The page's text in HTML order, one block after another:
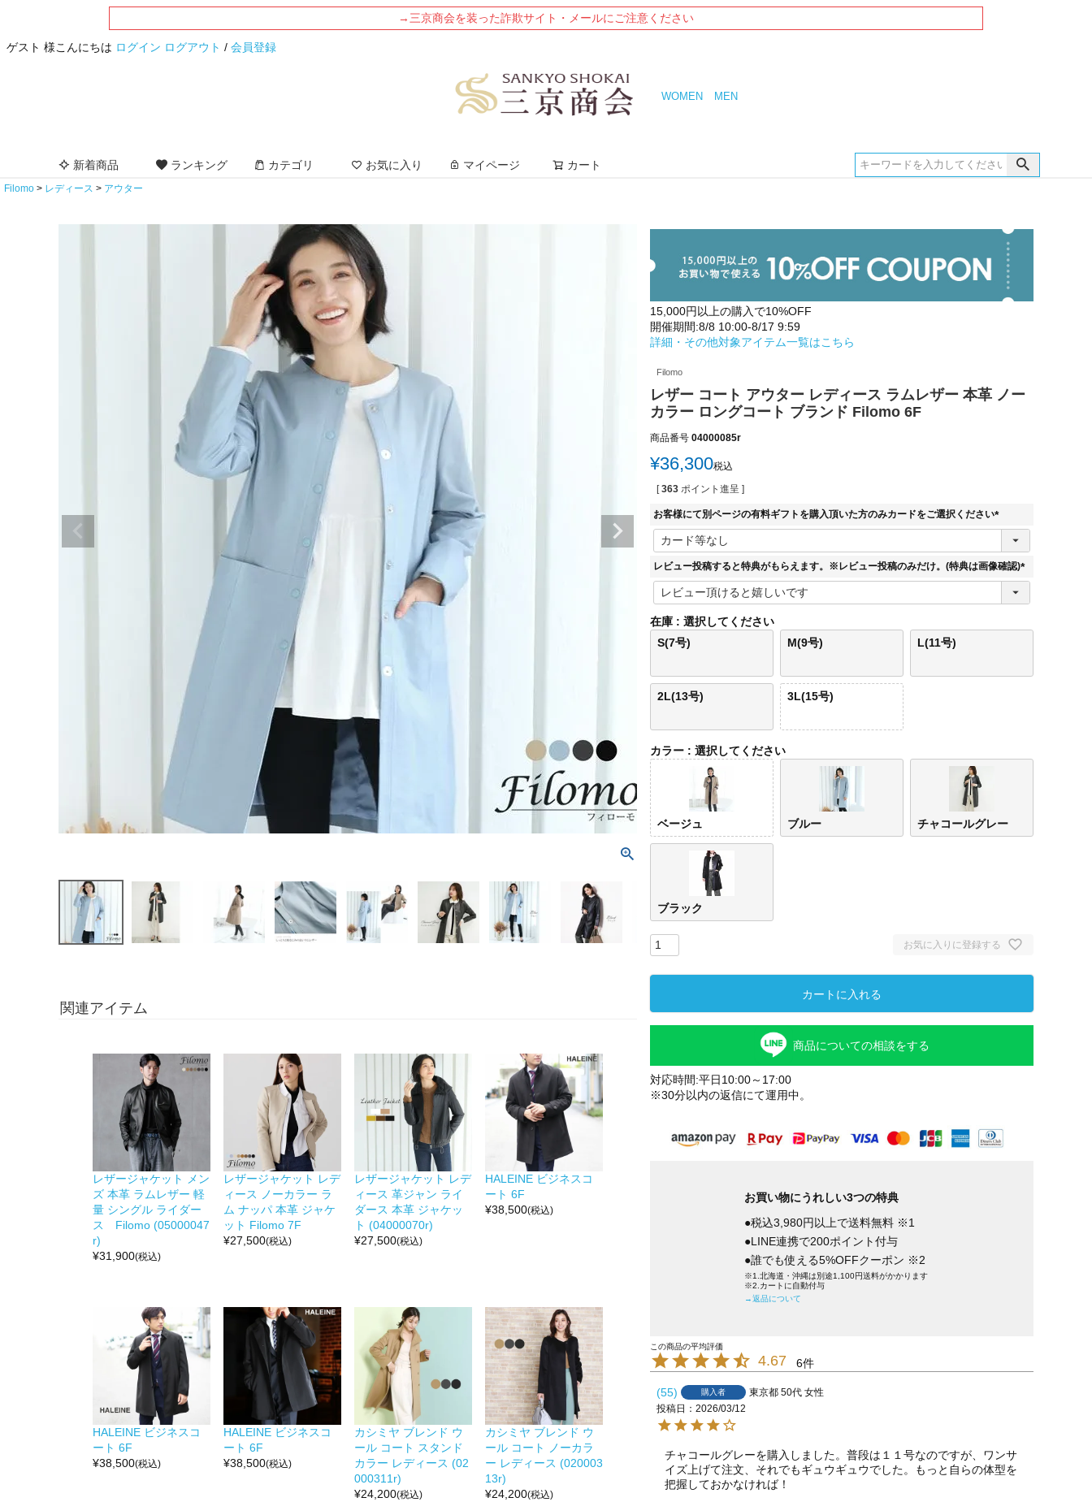
→三京商会を装った詐欺サイト・メールにご注意ください
ゲスト 様こんにちは ログイン ログアウト / 会員登録
WOMEN MEN
新着商品 ランキング カテゴリ お気に入り マイページ カート
Filomo レディース アウター
関連アイテム
レザージャケット メン
ズ 本革 ラムレザー 軽
量 シングル ライダー
ス Filomo (05000047
r)
¥31,900(税込)
レザージャケット レデ
ィース ノーカラー ラ
ム ナッパ 本革 ジャケ
ット Filomo 7F
¥27,500(税込)
レザージャケット レデ
ィース 革ジャン ライ
ダース 本革 ジャケッ
ト (04000070r)
¥27,500(税込)
HALEINE ビジネスコ
ート 6F
¥38,500(税込)
HALEINE ビジネスコ
ート 6F
¥38,500(税込)
HALEINE ビジネスコ
ート 6F
¥38,500(税込)
カシミヤ ブレンド ウ
ール コート スタンド
カラー レディース (02
000311r)
¥24,200(税込)
カシミヤ ブレンド ウ
ール コート ノーカラ
ー レディース (020003
13r)
¥24,200(税込)
15,000円以上の購入で10%OFF
開催期間:8/8 10:00-8/17 9:59
詳細・その他対象アイテム一覧はこちら
Filomo
レザー コート アウター レディース ラムレザー 本革 ノー
カラー ロングコート ブランド Filomo 6F
商品番号 04000085r
¥36,300税込
[ 363 ポイント進呈 ]
お客様にて別ページの有料ギフトを購入頂いた方のみカードをご選択ください
(
須
レビュー投稿すると特典がもらえます。※レビュー投稿のみだけ。(特典は画像確認)
(
)
在庫
選択してください
S(7号)
M(9号) L(11号)
2L(13号) 3L(15号)
カラー 選択してください
ベージュ ブルー チャコールグレー
ブラック
お気に入りに登録する
カートに入れる
商品についての相談をする
対応時間:平日10:00～17:00
※30分以内の返信にて運用中。
お買い物にうれしい3つの特典
●税込3,980円以上で送料無料 ※1
●LINE連携で200ポイント付与
●誰でも使える5%OFFクーポン ※2
※1.北海道・沖縄は別途1,100円送料がかかります
※2.カートに自動付与
→返品について
4.67 6
55 購入者 東京都 50代 女性
投稿日
2026/03/12
チャコールグレーを購入しました。普段は１１号なのですが、ワンサ
イズ上げて注文、それでもギュウギュウでした。もっと自らの体型を
把握しておかなければ！